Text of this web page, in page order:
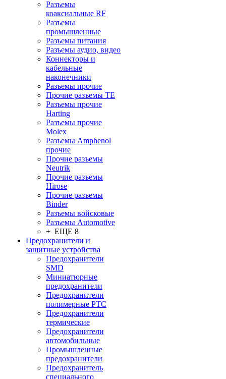
Разъeмы
коаксиальные RF
Разъeмы
промышленные
Разъeмы питания
Разъeмы аудио, видео
Коннекторы и
кабельные
наконечники
Разъeмы прочие
Прочие разъемы TE
Разъемы прочие
Harting
Разъемы прочие
Molex
Разъемы Amphenol
прочие
Прочие разъемы
Neutrik
Прочие разъемы
Hirose
Прочие разъемы
Binder
Разъемы войсковые
Разъeмы Automotive
+ ЕЩЕ 8
Предохранители и
защитные устройства
Предохранители
SMD
Миниатюрные
предохранители
Предохранители
полимерные PTC
Предохранители
термические
Предохранители
автомобильные
Промышленные
предохранители
Предохранитель
специального